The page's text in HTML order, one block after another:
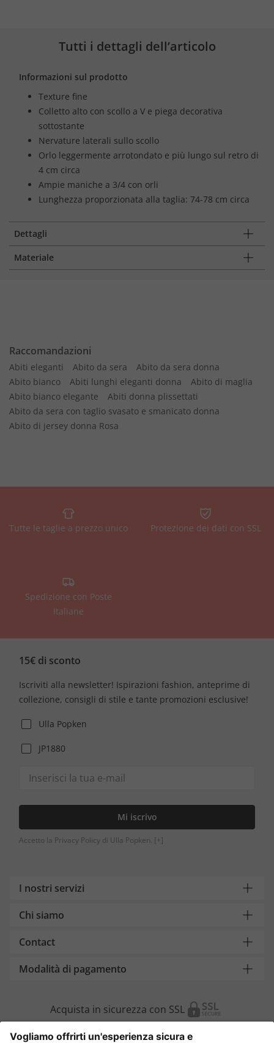
Tutti i dettagli dell’articolo
Informazioni sul prodotto
Texture fine
Colletto alto con scollo a V e piega decorativa
sottostante
Nervature laterali sullo scollo
Orlo leggermente arrotondato e più lungo sul retro di
4 cm circa
Ampie maniche a 3/4 con orli
Lunghezza proporzionata alla taglia: 74-78 cm circa
Dettagli
Materiale
Raccomandazioni
Abiti eleganti Abito da sera
Abito da sera donna
Abito bianco
Abiti lunghi eleganti donna
Abito di maglia
Abito bianco elegante
Abiti donna plissettati
Abito da sera con taglio svasato e smanicato donna
Abito di jersey donna Rosa
Tutte le taglie a prezzo unico Protezione dei dati con SSL
Spedizione con Poste
Italiane
15€ di sconto
Iscriviti alla newsletter! Ispirazioni fashion, anteprime di
collezione, consigli di stile e tante promozioni esclusive!
Ulla Popken
JP1880
Mi iscrivo
Accetto la Privacy Policy di Ulla Popken. [+]
I nostri servizi
Chi siamo
Contact
Modalità di pagamento
Acquista in sicurezza con SSL